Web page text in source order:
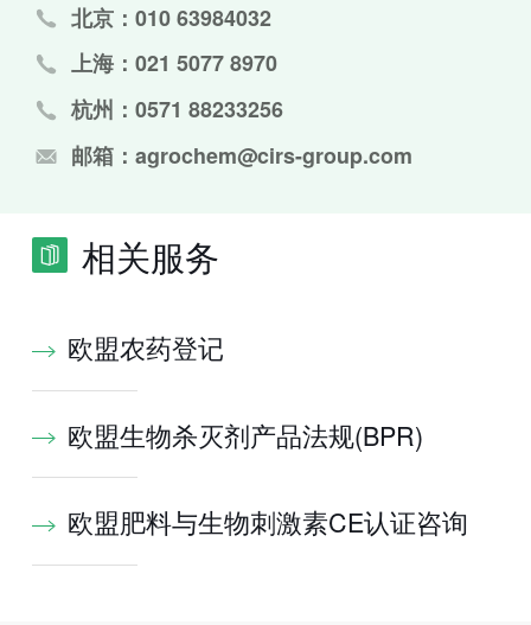
北京：010 63984032
上海：021 5077 8970
杭州：0571 88233256
邮箱：agrochem@cirs-group.com
相关服务
欧盟农药登记
欧盟生物杀灭剂产品法规(BPR)
欧盟肥料与生物刺激素CE认证咨询